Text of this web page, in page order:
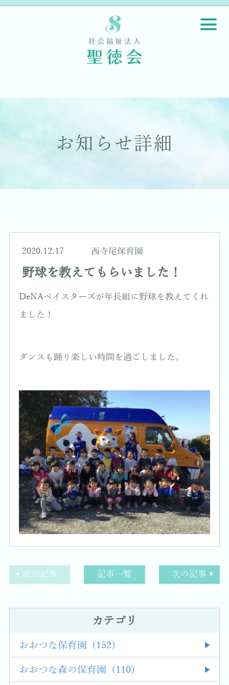
お知らせ詳細
2020.12.17 西寺尾保育園
野球を教えてもらいました！
DeNAベイスターズが年長組に野球を教えてくれ
ました！
ダンスも踊り楽しい時間を過ごしました。
前の記事 記事一覧 次の記事
カテゴリ
おおつな保育園 (152)
おおつな森の保育園 (110)